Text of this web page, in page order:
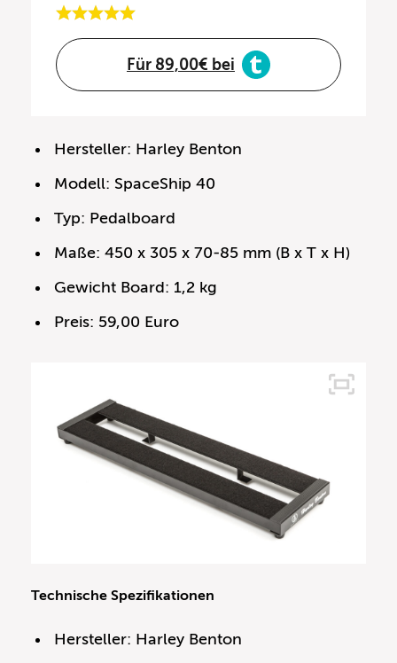
Für 89,00€ bei
Hersteller: Harley Benton
Modell: SpaceShip 40
Typ: Pedalboard
Maße: 450 x 305 x 70-85 mm (B x T x H)
Gewicht Board: 1,2 kg
Preis: 59,00 Euro
Technische Spezifikationen
Hersteller: Harley Benton